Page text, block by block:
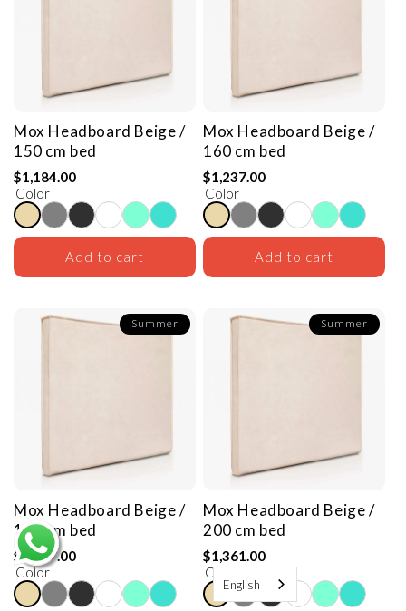
Mox Headboard Beige /
150 cm bed
$1,184.00
Color
Add to cart
Mox Headboard Beige /
160 cm bed
$1,237.00
Color
Add to cart
Summer
Mox Headboard Beige /
180 cm bed
$1,307.00
Color
Summer
Mox Headboard Beige /
200 cm bed
$1,361.00
Color
English